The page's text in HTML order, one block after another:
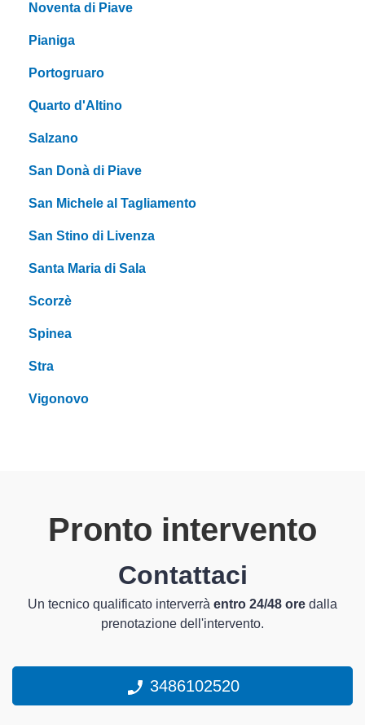
Noventa di Piave
Pianiga
Portogruaro
Quarto d'Altino
Salzano
San Donà di Piave
San Michele al Tagliamento
San Stino di Livenza
Santa Maria di Sala
Scorzè
Spinea
Stra
Vigonovo
Pronto intervento
Contattaci
Un tecnico qualificato interverrà entro 24/48 ore dalla
prenotazione dell'intervento.
3486102520